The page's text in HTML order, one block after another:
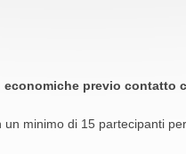
previo contatto
minimo di 15 partecipanti per